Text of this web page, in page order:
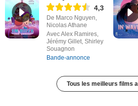
4,3
De Marco Nguyen,
Nicolas Athane
Avec Alex Ramires,
Jérémy Gillet, Shirley
Souagnon
Bande-annonce
Tous les meilleurs films